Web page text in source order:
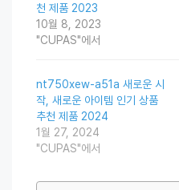
천 제품 2023
10월 8, 2023
"CUPAS"에서
nt750xew-a51a 새로운 시
작, 새로운 아이템 인기 상품
추천 제품 2024
1월 27, 2024
"CUPAS"에서